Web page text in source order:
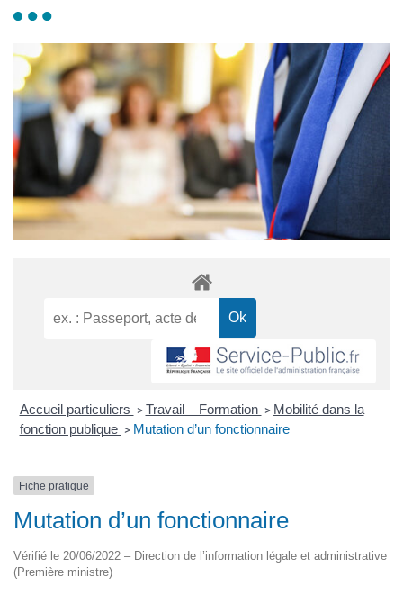
Accueil particuliers > Travail – Formation > Mobilité dans la
fonction publique > Mutation d’un fonctionnaire
Fiche pratique
Mutation d’un fonctionnaire
Vérifié le 20/06/2022 – Direction de l’information légale et administrative
(Première ministre)